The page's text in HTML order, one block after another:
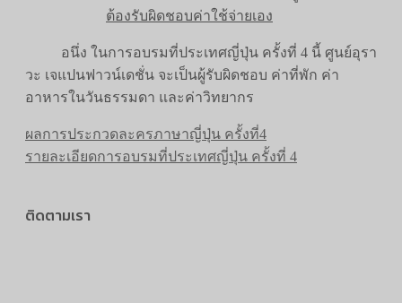
ต้องรับผิดชอบค่าใช้จ่ายเอง
อนึ่ง ในการอบรมที่ประเทศญี่ปุ่น ครั้งที่ 4 นี้ ศูนย์อุรา
วะ เจแปนฟาวน์เดชั่น จะเป็นผู้รับผิดชอบ ค่าที่พัก ค่า
อาหารในวันธรรมดา และค่าวิทยากร
ผลการประกวดละครภาษาญี่ปุ่น ครั้งที่4
รายละเอียดการอบรมที่ประเทศญี่ปุ่น ครั้งที่ 4
ติดตามเรา